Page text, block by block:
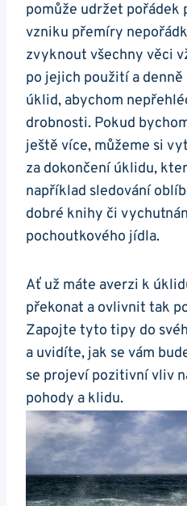
pomůže udržet pořádek
vzniku přemíry
zvyknout všechny věci
po jejich použití a
úklid, abychom
drobnosti. Pokud
ještě více, můžeme si
za dokončení úklidu,
například sledování
dobré knihy či
pochoutkového jídla.
Ať už máte averzi k
překonat a ovlivnit tak
Zapojte tyto tipy do
a uvidíte, jak se vám
se projeví pozitivní vliv
pohody a klidu.